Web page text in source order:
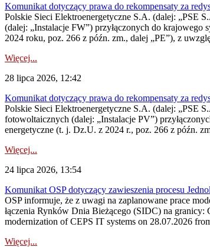
Komunikat dotyczący prawa do rekompensaty za
Polskie Sieci Elektroenergetyczne S.A. (dalej: „PSE
(dalej: „Instalacje FW”) przyłączonych do krajowego
2024 roku, poz. 266 z późn. zm., dalej „PE”), z
Więcej...
28 lipca 2026, 12:42
Komunikat dotyczący prawa do rekompensaty za
Polskie Sieci Elektroenergetyczne S.A. (dalej: „PSE
fotowoltaicznych (dalej: „Instalacje PV”)
energetyczne (t. j. Dz.U. z 2024 r., poz. 266 z późn.
Więcej...
24 lipca 2026, 13:54
Komunikat OSP dotyczący zawieszenia procesu
OSP informuje, że z uwagi na zaplanowane prace
łączenia Rynków Dnia Bieżącego (SIDC) na granicy:
modernization of CEPS IT systems on 28.07.2026
Więcej...